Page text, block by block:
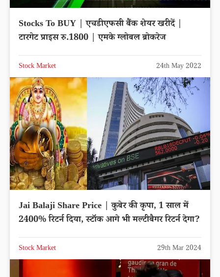
Stocks To BUY | एचडीएफसी बैंक शेयर खरीदें |
टारगेट प्राइस रु.1800 | एमके ग्लोबल ब्रोकरेज
Stock Market 24th May 2022
Jai Balaji Share Price | कुबेर की कृपा, 1 साल में
2400% रिटर्न दिया, स्टॉक आगे भी मल्टीबैगर रिटर्न देगा?
Stock Market 29th Mar 2024